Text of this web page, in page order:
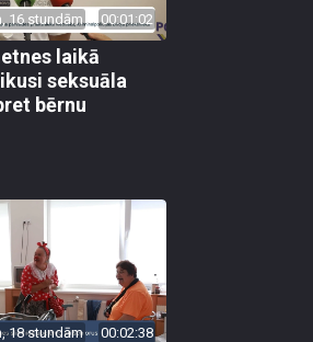
16 stundām 00:01:02
laikā
seksuāla
bērnu
18 stundām 00:02:38